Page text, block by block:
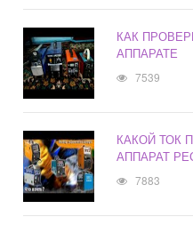
КАК
АППАРАТЕ
7539
КАКОЙ ТОК
АППАРАТ
7883